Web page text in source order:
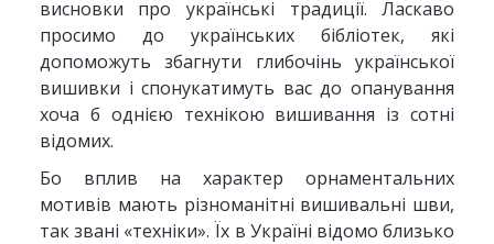
висновки про українські традиції. Ласкаво
просимо до українських бібліотек, які
допоможуть збагнути глибочінь української
вишивки і спонукатимуть вас до опанування
хоча б однією технікою вишивання із сотні
відомих.
Бо вплив на характер орнаментальних
мотивів мають різноманітні вишивальні шви,
так звані «техніки». Їх в Україні відомо близько